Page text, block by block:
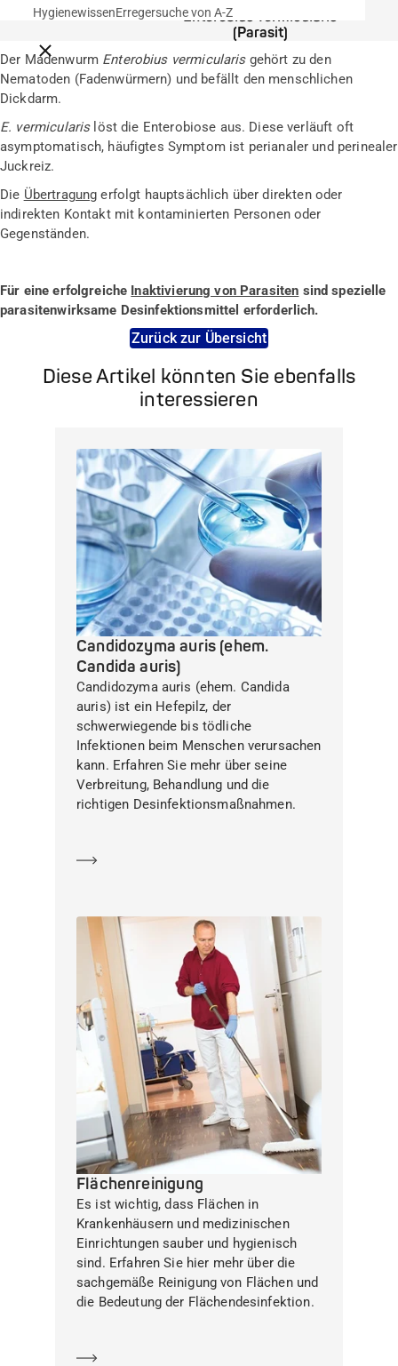
Breadcrumbs schließen
HygienewissenErregersuche von A-ZEnterobius vermicularis
(Parasit)
Der Madenwurm Enterobius vermicularisgehört zu den
Nematoden (Fadenwürmern) und befällt den menschlichen
Dickdarm.
E. vermicularislöst die Enterobiose aus. Diese verläuft oft
asymptomatisch, häufigtes Symptom ist perianaler und perinealer
Juckreiz.
Die Übertragung erfolgt hauptsächlich über direkten oder
indirekten Kontakt mit kontaminierten Personen oder
Gegenständen.
Für eine erfolgreiche Inaktivierung von Parasiten sind spezielle
parasitenwirksame Desinfektionsmittel erforderlich.
Zurück zur Übersicht
Diese Artikel könnten Sie ebenfalls
interessieren
Candidozyma auris (ehem.
Candida auris)
Candidozyma auris (ehem. Candida
auris) ist ein Hefepilz, der
schwerwiegende bis tödliche
Infektionen beim Menschen verursachen
kann. Erfahren Sie mehr über seine
Verbreitung, Behandlung und die
richtigen Desinfektionsmaßnahmen.
Flächenreinigung
Es ist wichtig, dass Flächen in
Krankenhäusern und medizinischen
Einrichtungen sauber und hygienisch
sind. Erfahren Sie hier mehr über die
sachgemäße Reinigung von Flächen und
die Bedeutung der Flächendesinfektion.